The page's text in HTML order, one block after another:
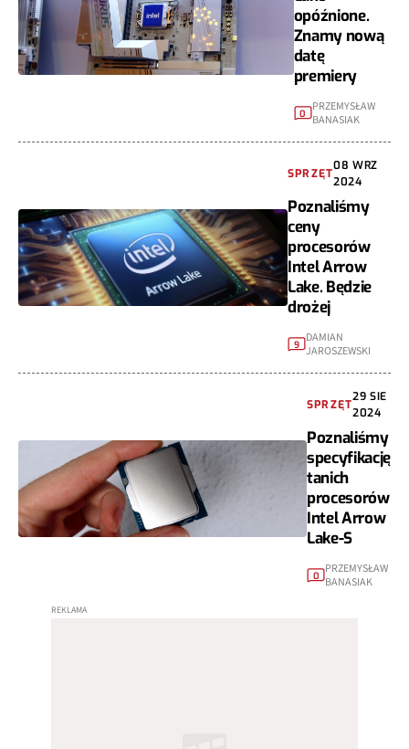
opóźnione.
Znamy nową
datę
premiery
0 PRZEMYSŁAW
BANASIAK
SPRZĘT
08 WRZ
2024
Poznaliśmy
ceny
procesorów
Intel Arrow
Lake. Będzie
drożej
9
DAMIAN
JAROSZEWSKI
SPRZĘT
29 SIE
2024
Poznaliśmy
specyfikację
tanich
procesorów
Intel Arrow
Lake-S
0
PRZEMYSŁAW
BANASIAK